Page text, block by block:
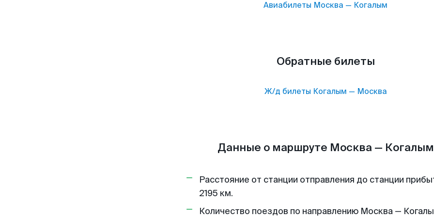
Авиабилеты Москва — Когалым
Обратные билеты
Ж/д билеты Когалым — Москва
Данные о маршруте Москва — Когалым
Расстояние от станции отправления до станции
2195 км.
Количество поездов по направлению Москва —